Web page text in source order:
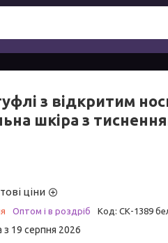
з відкритим
шкіра з
ціни
Оптом і в роздріб Код: СК-1389
з 19 серпня 2026